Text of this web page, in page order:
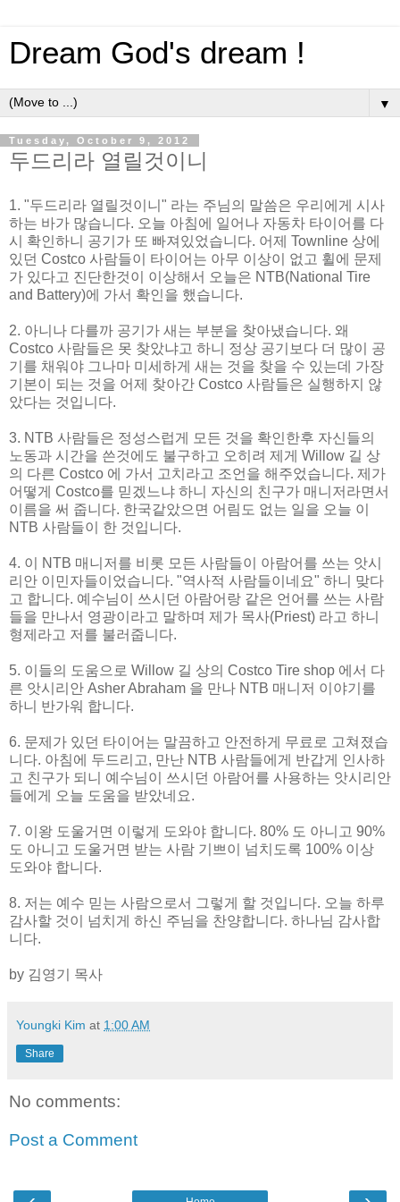
Dream God's dream !
▼
Tuesday, October 9, 2012
두드리라 열릴것이니
1. "두드리라 열릴것이니" 라는 주님의 말씀은 우리에게 시사
하는 바가 많습니다. 오늘 아침에 일어나 자동차 타이어를 다
시 확인하니 공기가 또 빠져있었습니다. 어제 Townline 상에
있던 Costco 사람들이 타이어는 아무 이상이 없고 휠에 문제
가 있다고 진단한것이 이상해서 오늘은 NTB(National Tire
and Battery)에 가서 확인을 했습니다.
2. 아니나 다를까 공기가 새는 부분을 찾아냈습니다. 왜
Costco 사람들은 못 찾았냐고 하니 정상 공기보다 더 많이 공
기를 채워야 그나마 미세하게 새는 것을 찾을 수 있는데 가장
기본이 되는 것을 어제 찾아간 Costco 사람들은 실행하지 않
았다는 것입니다.
3. NTB 사람들은 정성스럽게 모든 것을 확인한후 자신들의
노동과 시간을 쓴것에도 불구하고 오히려 제게 Willow 길 상
의 다른 Costco 에 가서 고치라고 조언을 해주었습니다. 제가
어떻게 Costco를 믿겠느냐 하니 자신의 친구가 매니저라면서
이름을 써 줍니다. 한국같았으면 어림도 없는 일을 오늘 이
NTB 사람들이 한 것입니다.
4. 이 NTB 매니저를 비롯 모든 사람들이 아람어를 쓰는 앗시
리안 이민자들이었습니다. "역사적 사람들이네요" 하니 맞다
고 합니다. 예수님이 쓰시던 아람어랑 같은 언어를 쓰는 사람
들을 만나서 영광이라고 말하며 제가 목사(Priest) 라고 하니
형제라고 저를 불러줍니다.
5. 이들의 도움으로 Willow 길 상의 Costco Tire shop 에서 다
른 앗시리안 Asher Abraham 을 만나 NTB 매니저 이야기를
하니 반가워 합니다.
6. 문제가 있던 타이어는 말끔하고 안전하게 무료로 고쳐졌습
니다. 아침에 두드리고, 만난 NTB 사람들에게 반갑게 인사하
고 친구가 되니 예수님이 쓰시던 아람어를 사용하는 앗시리안
들에게 오늘 도움을 받았네요.
7. 이왕 도울거면 이렇게 도와야 합니다. 80% 도 아니고 90%
도 아니고 도울거면 받는 사람 기쁘이 넘치도록 100% 이상
도와야 합니다.
8. 저는 예수 믿는 사람으로서 그렇게 할 것입니다. 오늘 하루
감사할 것이 넘치게 하신 주님을 찬양합니다. 하나님 감사합
니다.
by 김영기 목사
Youngki Kim at 1:00 AM
Share
No comments:
Post a Comment